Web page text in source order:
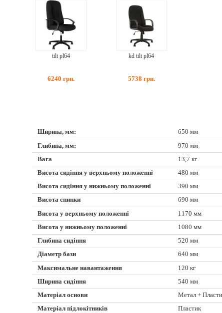
tilt pl64
6240 грн.
kd tilt pl64
5738 грн.
Ширина, мм:
650 мм
Глибина, мм:
970 мм
Вага
13,7 кг
Висота сидіння у верхньому положенні
480 мм
Висота сидіння у нижньому положенні
390 мм
Висота спинки
690 мм
Висота у верхньому положенні
1170 мм
Висота у нижньому положенні
1080 мм
Глибина сидіння
520 мм
Діаметр бази
640 мм
Максимальне навантаження
120 кг
Ширина сидіння
540 мм
Матеріал основи
Метал +
Матеріал підлокітників
Пластик